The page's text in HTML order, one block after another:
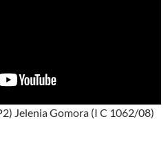
Jelenia Gomora (I C 1062/08)